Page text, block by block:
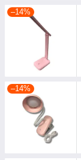
–14%
–14%